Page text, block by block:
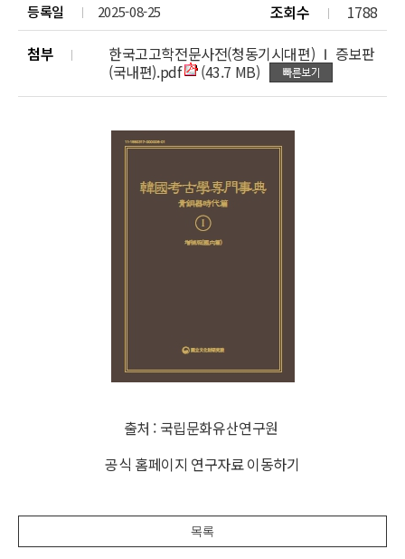
등록일 2025-08-25 조회수
1788
첨부
한국고고학전문사전(청동기시대편) Ⅰ 증보판
(국내편).pdf
(43.7 MB)
출처 : 국립문화유산연구원
공식 홈페이지 연구자료 이동하기
목록